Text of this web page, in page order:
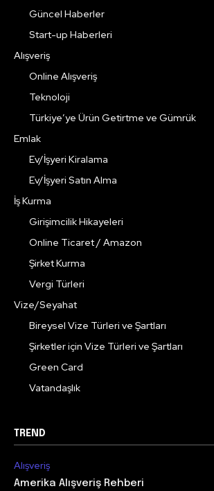
Güncel Haberler
Start-up Haberleri
Alışveriş
Online Alışveriş
Teknoloji
Türkiye’ye Ürün Getirtme ve Gümrük
Emlak
Ev/İşyeri Kiralama
Ev/İşyeri Satın Alma
İş Kurma
Girişimcilik Hikayeleri
Online Ticaret / Amazon
Şirket Kurma
Vergi Türleri
Vize/Seyahat
Bireysel Vize Türleri ve Şartları
Şirketler için Vize Türleri ve Şartları
Green Card
Vatandaşlık
TREND
Alışveriş
Amerika Alışveriş Rehberi